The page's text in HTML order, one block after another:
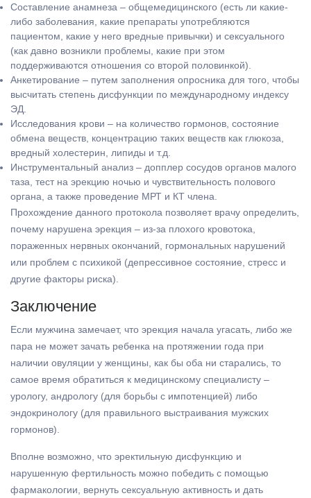
Составление анамнеза – общемедицинского (есть ли какие-
либо заболевания, какие препараты употребляются
пациентом, какие у него вредные привычки) и сексуального
(как давно возникли проблемы, какие при этом
поддерживаются отношения со второй половинкой).
Анкетирование – путем заполнения опросника для того, чтобы
высчитать степень дисфункции по международному индексу
ЭД.
Исследования крови – на количество гормонов, состояние
обмена веществ, концентрацию таких веществ как глюкоза,
вредный холестерин, липиды и т.д.
Инструментальный анализ – допплер сосудов органов малого
таза, тест на эрекцию ночью и чувствительность полового
органа, а также проведение МРТ и КТ члена.
Прохождение данного протокола позволяет врачу определить,
почему нарушена эрекция – из-за плохого кровотока,
пораженных нервных окончаний, гормональных нарушений
или проблем с психикой (депрессивное состояние, стресс и
другие факторы риска).
Заключение
Если мужчина замечает, что эрекция начала угасать, либо же
пара не может зачать ребенка на протяжении года при
наличии овуляции у женщины, как бы оба ни старались, то
самое время обратиться к медицинскому специалисту –
урологу, андрологу (для борьбы с импотенцией) либо
эндокринологу (для правильного выстраивания мужских
гормонов).
Вполне возможно, что эректильную дисфункцию и
нарушенную фертильность можно победить с помощью
фармакологии, вернуть сексуальную активность и дать